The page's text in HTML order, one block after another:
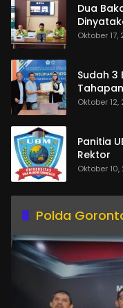
Dua
Oktober 17,
Sudah
Oktober 12,
Panitia
Rektor
Oktober 10,
Polda